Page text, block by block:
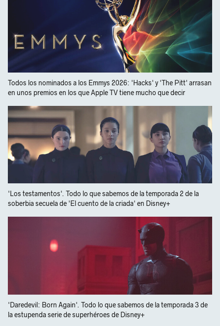
Todos los nominados a los Emmys 2026: 'Hacks' y 'The Pitt' arrasan
en unos premios en los que Apple TV tiene mucho que decir
'Los testamentos'. Todo lo que sabemos de la temporada 2 de la
soberbia secuela de 'El cuento de la criada' en Disney+
'Daredevil: Born Again'. Todo lo que sabemos de la temporada 3 de
la estupenda serie de superhéroes de Disney+